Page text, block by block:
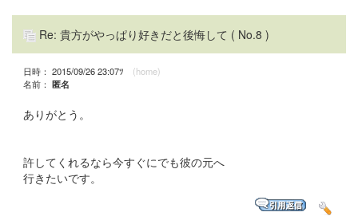
Re: 貴方がやっぱり好きだと後悔して ( No.8 )
日時： 2015/09/26 23:07ﾂ (home)
名前： 匿名
ありがとう。
許してくれるなら今すぐにでも彼の元へ
行きたいです。